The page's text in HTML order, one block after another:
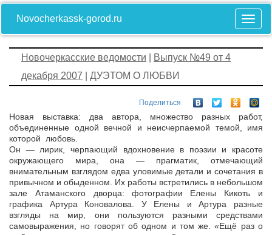
Novocherkassk-gorod.ru
Новочеркасские ведомости
Выпуск №49 от 4
декабря 2007 | ДУЭТОМ О ЛЮБВИ
Поделиться
Новая выставка: два автора, множество разных работ,
объединенные одной вечной и неисчерпаемой темой, имя
которой ­ любовь.
Он — лирик, черпающий вдохновение в поэзии и красоте
окружающего мира, она — прагматик, отмечающий
внимательным взглядом едва уловимые детали и сочетания в
привычном и обыденном. Их работы встретились в небольшом
зале Атаманского дворца: фотографии Елены Кикоть и
графика Артура Коновалова. У Елены и Артура разные
взгляды на мир, они пользуются разными средствами
самовыражения, но говорят об одном и том же. «Ещё раз о